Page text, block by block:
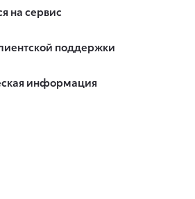
на сервис
поддержки
информация